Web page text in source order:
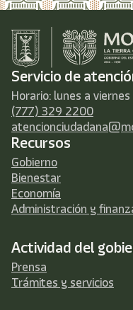
Servicio de
Horario: lunes a
(777) 329 2200
Recursos
Gobierno
Bienestar
Economía
Administración y
Actividad del
Prensa
Trámites y servicios